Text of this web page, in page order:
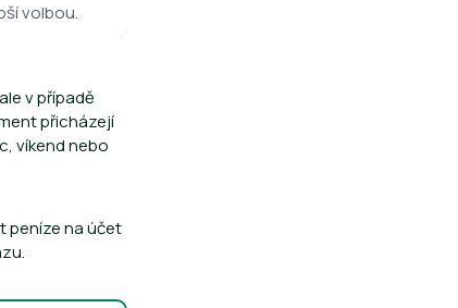
volbou.
v případě
přicházejí
víkend nebo
peníze na účet